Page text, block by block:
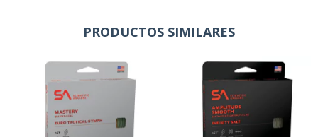
PRODUCTOS SIMILARES